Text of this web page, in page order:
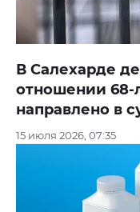
В Салехарде
отношении 68-
направлено в
15 июля 2026, 07:35